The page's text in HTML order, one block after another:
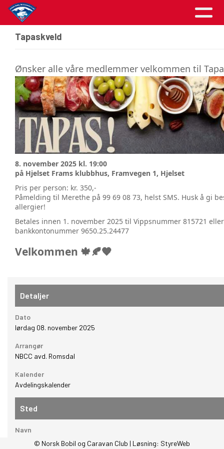
Tapaskveld
Ønsker alle våre medlemmer velkommen til
8. november 2025 kl. 19:00
på Hjelset Frams klubbhus, Framvegen 1, Hjelset
Pris per person: kr. 350,-
Påmelding til Merethe på 99 69 08 73, helst SMS. Husk å gi
allergier!
Betales innen 1. november 2025 til Vippsnummer 815721 eller
bankkontonummer 9650.25.24477
Velkommen 🍁🍂🧡
Detaljer
Dato
lørdag 08. november 2025
Arrangør
NBCC avd. Romsdal
Kalender
Avdelingskalender
Sted
Navn
IL Hjelset Fram Klubbhus
© Norsk Bobil og Caravan Club | Løsning: StyreWeb